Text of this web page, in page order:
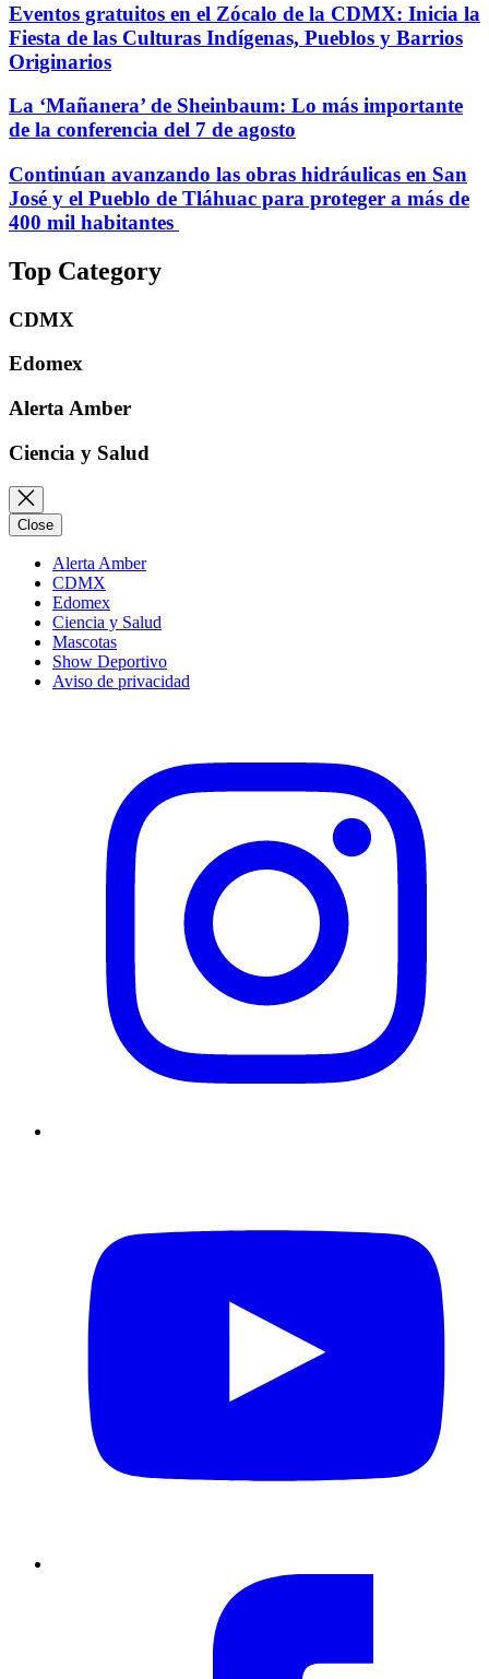
Eventos gratuitos en el Zócalo de la CDMX: Inicia la
Fiesta de las Culturas Indígenas, Pueblos y Barrios
Originarios
La ‘Mañanera’ de Sheinbaum: Lo más importante
de la conferencia del 7 de agosto
Continúan avanzando las obras hidráulicas en San
José y el Pueblo de Tláhuac para proteger a más de
400 mil habitantes
Top Category
CDMX
Edomex
Alerta Amber
Ciencia y Salud
Close
Alerta Amber
CDMX
Edomex
Ciencia y Salud
Mascotas
Show Deportivo
Aviso de privacidad